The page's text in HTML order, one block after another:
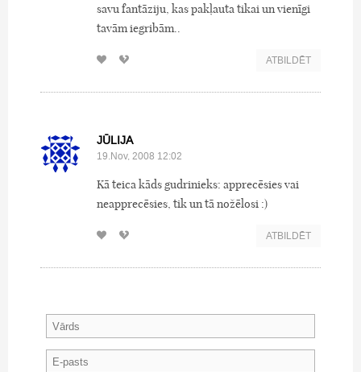
savu fantāziju, kas pakļauta tikai un vienīgi
tavām iegribām..
ATBILDĒT
JŪLIJA
19.Nov, 2008 12:02
Kā teica kāds gudrinieks: apprecēsies vai
neapprecēsies, tik un tā nožēlosi :)
ATBILDĒT